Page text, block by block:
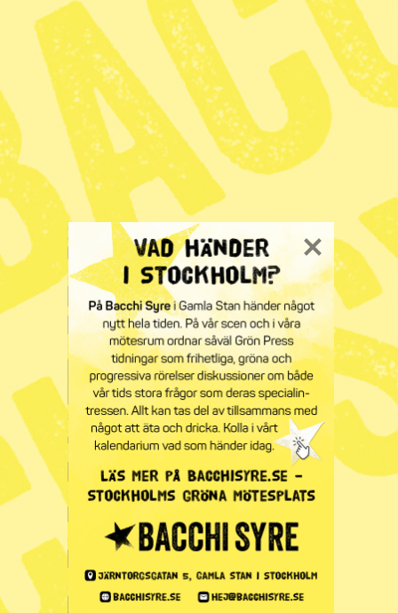
Fler sökbara databaser med domar
utreds
Radar
Prenumerera påSyre
Tipsa redaktionen
Kundservice och support
Vanliga frågor